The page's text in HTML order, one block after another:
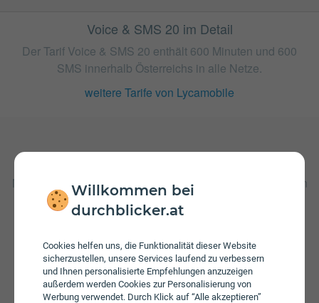
Willkommen bei
durchblicker.at
Cookies helfen uns, die Funktionalität dieser Website
sicherzustellen, unsere Services laufend zu verbessern
und Ihnen personalisierte Empfehlungen anzuzeigen
außerdem werden Cookies zur Personalisierung von
Werbung verwendet. Durch Klick auf “Alle akzeptieren”
Voice & SMS 20 im Detail
Der Tarif Voice & SMS 20 enthält 600 Minuten und 600
SMS innerhalb Österreichs in alle Netze.
weitere Tarife von Lycamobile
Nach Verbrauch der inkludierten Einheiten fallen Kosten in
Höhe von 9 ct/€ pro Minute und 9 ct/€ pro versendeter
SMS an. Bei einem Wertkarten-Tarif wird keine